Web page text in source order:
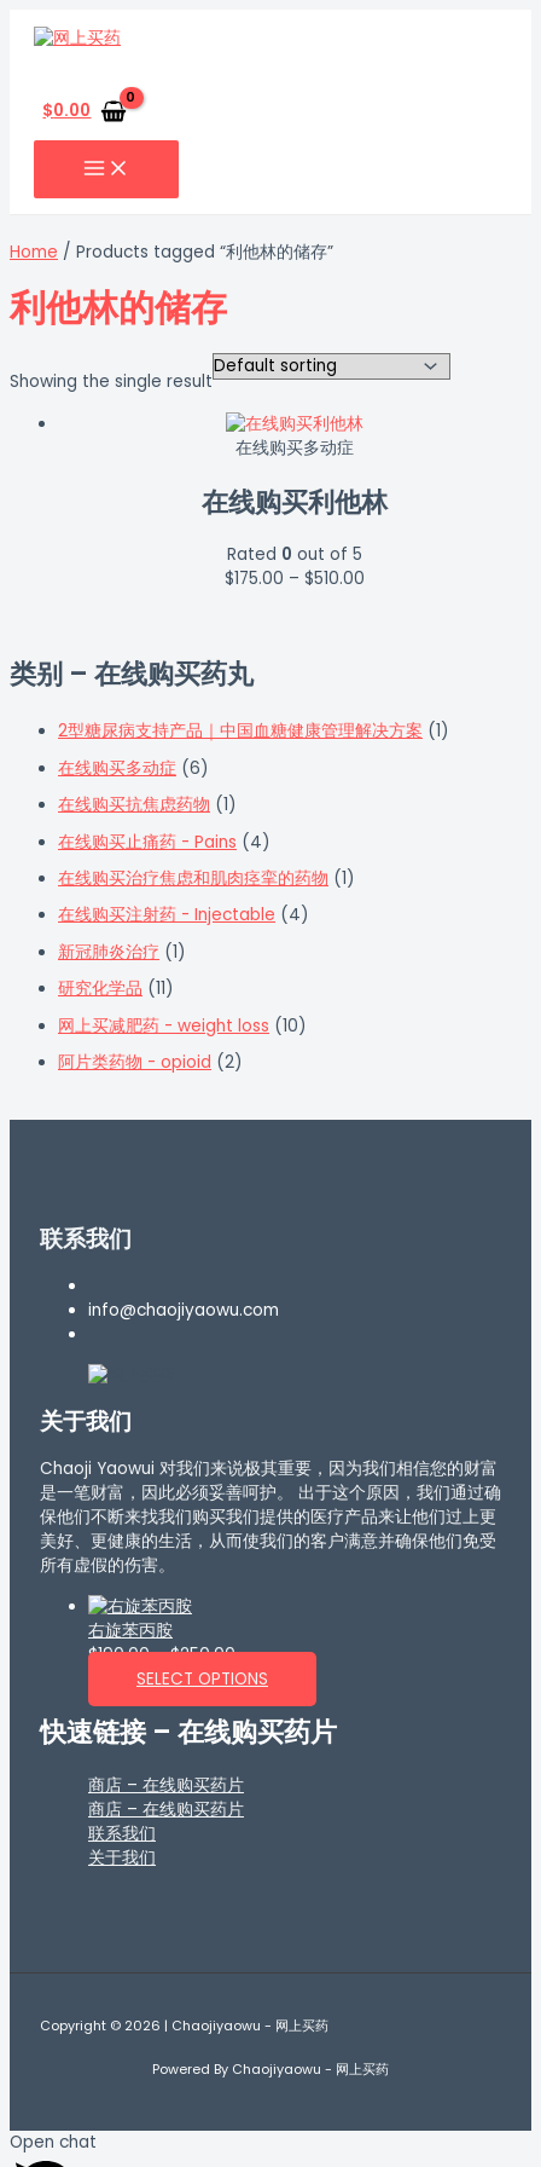
索
$0.00
类别 – 在线购买药丸
2型糖尿病支持产品｜中国血糖健康管理解决方案 (1)
在线购买多动症 (6)
在线购买抗焦虑药物 (1)
在线购买止痛药 - Pains (4)
在线购买治疗焦虑和肌肉痉挛的药物 (1)
在线购买注射药 - Injectable (4)
新冠肺炎治疗 (1)
研究化学品 (11)
网上买减肥药 - weight loss (10)
阿片类药物 - opioid (2)
Home / Products tagged “利他林的储存”
利他林的储存
Showing the single result
在线购买多动症
在线购买利他林
Rated 0 out of 5
$175.00 – $510.00
联系我们
info@chaojiyaowu.com
关于我们
Chaoji Yaowui 对我们来说极其重要，因为我们相信您的财富
是一笔财富，因此必须妥善呵护。 出于这个原因，我们通过确
保他们不断来找我们购买我们提供的医疗产品来让他们过上更
美好、更健康的生活，从而使我们的客户满意并确保他们免受
所有虚假的伤害。
右旋苯丙胺
$190.00–$250.00
SELECT OPTIONS
快速链接 – 在线购买药片
商店 – 在线购买药片
商店 – 在线购买药片
联系我们
关于我们
Copyright © 2026 | Chaojiyaowu - 网上买药
Powered By Chaojiyaowu - 网上买药
Open chat